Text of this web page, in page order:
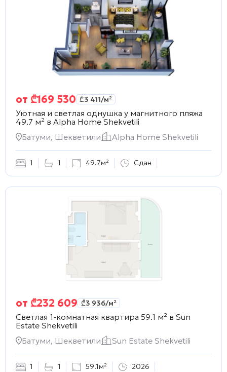
от ₾169 530 ₾3 411/м²
Уютная и светлая однушка у магнитного пляжа
49.7 м² в Alpha Home Shekvetili
Батуми, Шекветили
Alpha Home Shekvetili
1 1 49.7м² Сдан
от ₾232 609 ₾3 936/м²
Светлая 1-комнатная квартира 59.1 м² в Sun
Estate Shekvetili
Батуми, Шекветили
Sun Estate Shekvetili
1 1 59.1м² 2026